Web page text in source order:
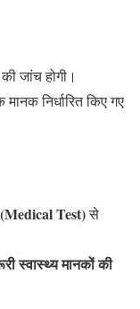
जांच होगी।
निर्धारित किए गए
(Medical Test)से
स्वास्थ्य मानकों की